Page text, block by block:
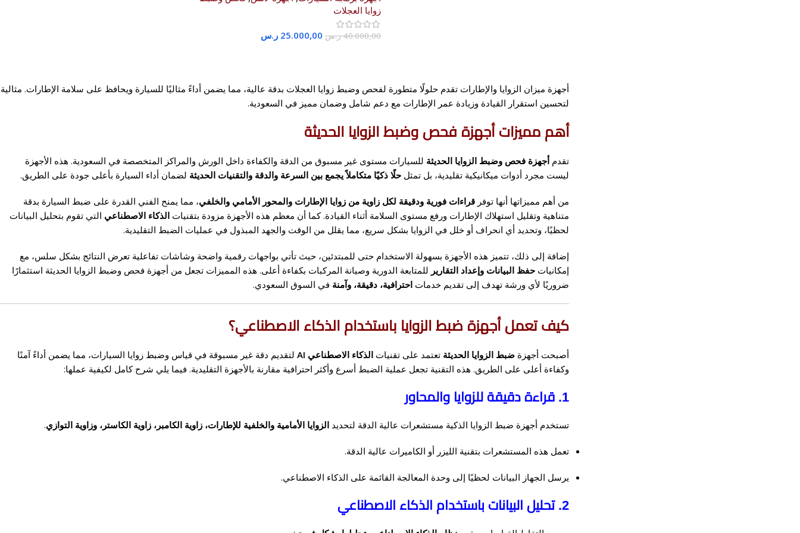
زوايا العجلات
40.000,00 ر.س 25.000,00 ر.س
أجهزة ميزان الزوايا والإطارات تقدم حلولًا متطورة لفحص وضبط زوايا العجلات بدقة عالية، مما يضمن أداءً مثاليًا للسيارة ويحافظ على سلامة الإطارات. مثالية
لتحسين استقرار القيادة وزيادة عمر الإطارات مع دعم شامل وضمان مميز في السعودية.
أهم مميزات أجهزة فحص وضبط الزوايا الحديثة
تقدمأجهزة فحص وضبط الزوايا الحديثة للسيارات مستوى غير مسبوق من الدقة والكفاءة داخل الورش والمراكز المتخصصة في السعودية. هذه الأجهزة
ليست مجرد أدوات ميكانيكية تقليدية، بل تمثلحلًا ذكيًا متكاملاً يجمع بين السرعة والدقة والتقنيات الحديثة لضمان أداء السيارة بأعلى جودة على الطريق.
من أهم مميزاتها أنها توفرقراءات فورية ودقيقة لكل زاوية من زوايا الإطارات والمحور الأمامي والخلفي، مما يمنح الفني القدرة على ضبط السيارة بدقة
متناهية وتقليل استهلاك الإطارات ورفع مستوى السلامة أثناء القيادة. كما أن معظم هذه الأجهزة مزودة بتقنياتالذكاء الاصطناعي التي تقوم بتحليل البيانات
لحظيًا، وتحديد أي انحراف أو خلل في الزوايا بشكل سريع، مما يقلل من الوقت والجهد المبذول في عمليات الضبط التقليدية.
إضافة إلى ذلك، تتميز هذه الأجهزة بسهولة الاستخدام حتى للمبتدئين، حيث تأتي بواجهات رقمية واضحة وشاشات تفاعلية تعرض النتائج بشكل سلس، مع
إمكانياتحفظ البيانات وإعداد التقارير للمتابعة الدورية وصيانة المركبات بكفاءة أعلى. هذه المميزات تجعل من أجهزة فحص وضبط الزوايا الحديثة استثمارًا
ضروريًا لأي ورشة تهدف إلى تقديم خدماتاحترافية، دقيقة، وآمنة في السوق السعودي.
كيف تعمل أجهزة ضبط الزوايا باستخدام الذكاء الاصطناعي؟
أصبحت أجهزةضبط الزوايا الحديثة تعتمد على تقنياتالذكاء الاصطناعي AI
لتقديم دقة غير مسبوقة في قياس وضبط زوايا السيارات، مما يضمن أداءً آمنًا
وكفاءة أعلى على الطريق. هذه التقنية تجعل عملية الضبط أسرع وأكثر احترافية مقارنة بالأجهزة التقليدية. فيما يلي شرح كامل لكيفية عملها:
1. قراءة دقيقة للزوايا والمحاور
تستخدم أجهزة ضبط الزوايا الذكية مستشعرات عالية الدقة لتحديدالزوايا الأمامية والخلفية للإطارات، زاوية الكامبر، زاوية الكاستر، وزاوية التوازي.
تعمل هذه المستشعرات بتقنية الليزر أو الكاميرات عالية الدقة.
يرسل الجهاز البيانات لحظيًا إلى وحدة المعالجة القائمة على الذكاء الاصطناعي.
2. تحليل البيانات باستخدام الذكاء الاصطناعي